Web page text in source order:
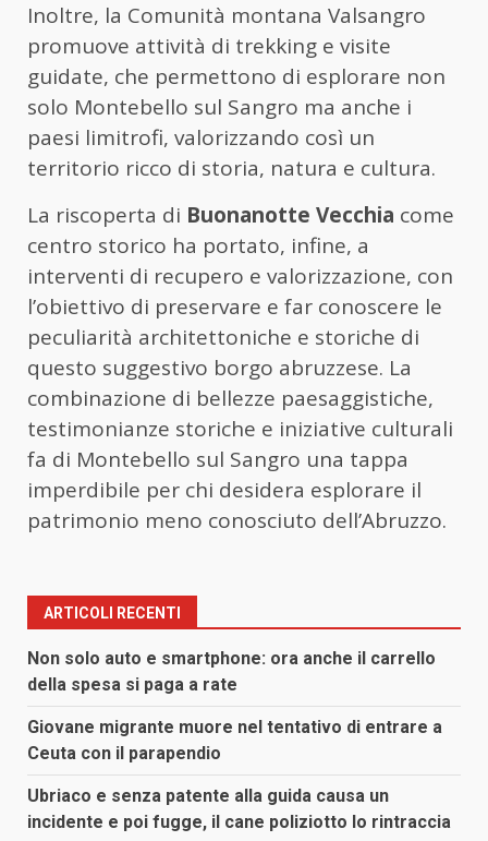
Inoltre, la Comunità montana Valsangro
promuove attività di trekking e visite
guidate, che permettono di esplorare non
solo Montebello sul Sangro ma anche i
paesi limitrofi, valorizzando così un
territorio ricco di storia, natura e cultura.
La riscoperta di Buonanotte Vecchia come
centro storico ha portato, infine, a
interventi di recupero e valorizzazione, con
l’obiettivo di preservare e far conoscere le
peculiarità architettoniche e storiche di
questo suggestivo borgo abruzzese. La
combinazione di bellezze paesaggistiche,
testimonianze storiche e iniziative culturali
fa di Montebello sul Sangro una tappa
imperdibile per chi desidera esplorare il
patrimonio meno conosciuto dell’Abruzzo.
ARTICOLI RECENTI
Non solo auto e smartphone: ora anche il carrello
della spesa si paga a rate
Giovane migrante muore nel tentativo di entrare a
Ceuta con il parapendio
Ubriaco e senza patente alla guida causa un
incidente e poi fugge, il cane poliziotto lo rintraccia